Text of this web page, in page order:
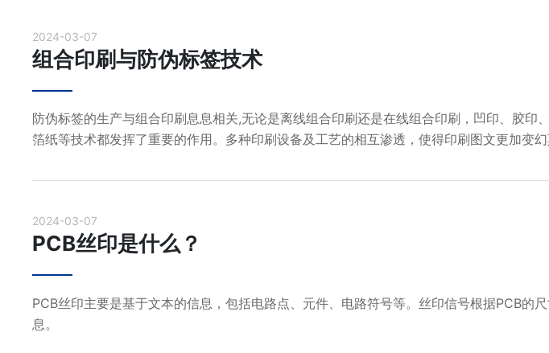
2024-03-07
组合印刷与防伪标签技术
防伪标签的生产与组合印刷息息相关,无论是离线组合印刷还是在线组合印刷，凹印、胶印
箔纸等技术都发挥了重要的作用。多种印刷设备及工艺的相互渗透，使得印刷图文更加变
2024-03-07
PCB丝印是什么？
PCB丝印主要是基于文本的信息，包括电路点、元件、电路符号等。丝印信号根据PCB的
息。